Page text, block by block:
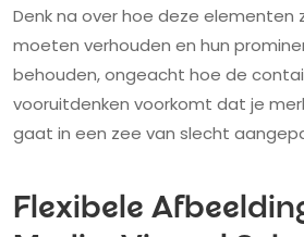
Denk na over hoe deze elementen
moeten verhouden en hun
behouden, ongeacht hoe de
vooruitdenken voorkomt dat je
gaat in een zee van slecht
Flexibele